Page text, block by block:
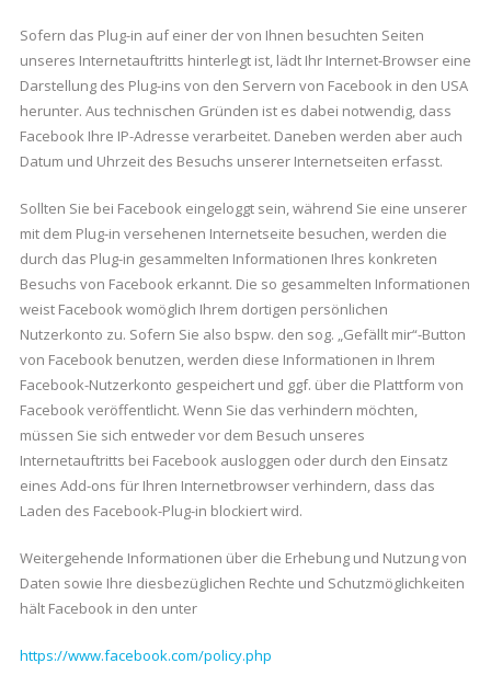
Sofern das Plug-in auf einer der von Ihnen besuchten Seiten
unseres Internetauftritts hinterlegt ist, lädt Ihr Internet-Browser eine
Darstellung des Plug-ins von den Servern von Facebook in den USA
herunter. Aus technischen Gründen ist es dabei notwendig, dass
Facebook Ihre IP-Adresse verarbeitet. Daneben werden aber auch
Datum und Uhrzeit des Besuchs unserer Internetseiten erfasst.
Sollten Sie bei Facebook eingeloggt sein, während Sie eine unserer
mit dem Plug-in versehenen Internetseite besuchen, werden die
durch das Plug-in gesammelten Informationen Ihres konkreten
Besuchs von Facebook erkannt. Die so gesammelten Informationen
weist Facebook womöglich Ihrem dortigen persönlichen
Nutzerkonto zu. Sofern Sie also bspw. den sog. „Gefällt mir“-Button
von Facebook benutzen, werden diese Informationen in Ihrem
Facebook-Nutzerkonto gespeichert und ggf. über die Plattform von
Facebook veröffentlicht. Wenn Sie das verhindern möchten,
müssen Sie sich entweder vor dem Besuch unseres
Internetauftritts bei Facebook ausloggen oder durch den Einsatz
eines Add-ons für Ihren Internetbrowser verhindern, dass das
Laden des Facebook-Plug-in blockiert wird.
Weitergehende Informationen über die Erhebung und Nutzung von
Daten sowie Ihre diesbezüglichen Rechte und Schutzmöglichkeiten
hält Facebook in den unter
https://www.facebook.com/policy.php